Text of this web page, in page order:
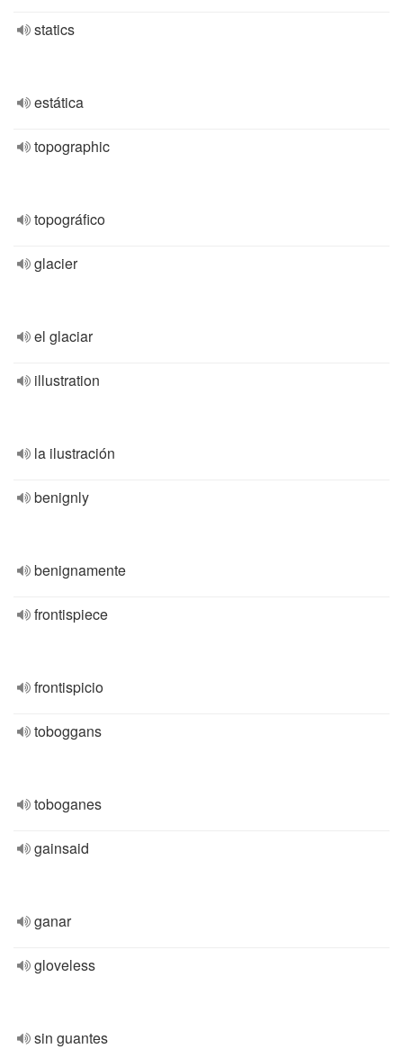
statics
estática
topographic
topográfico
glacier
el glaciar
illustration
la ilustración
benignly
benignamente
frontispiece
frontispicio
toboggans
toboganes
gainsaid
ganar
gloveless
sin guantes